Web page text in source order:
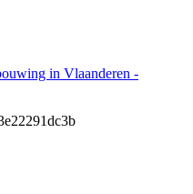
in Vlaanderen -